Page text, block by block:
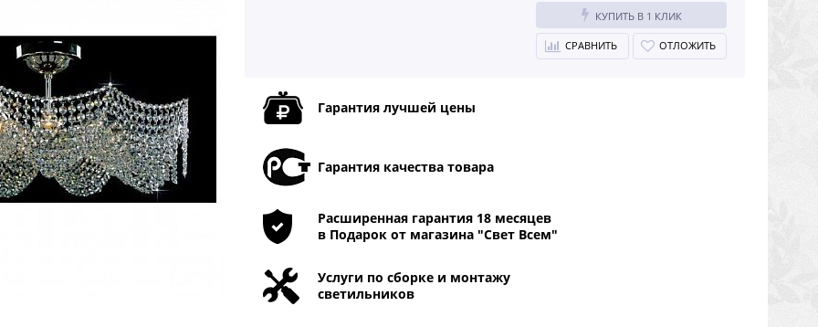
КУПИТЬ В 1 КЛИК
СРАВНИТЬ ОТЛОЖИТЬ
Гарантия лучшей цены
Гарантия качества товара
Расширенная гарантия 18 месяцев
в Подарок от магазина "Свет Всем"
Услуги по сборке и монтажу
светильников